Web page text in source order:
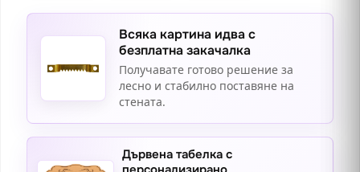
Всяка картина идва с
безплатна закачалка
Получавате готово решение за
лесно и стабилно поставяне на
стената.
Дървена табелка с